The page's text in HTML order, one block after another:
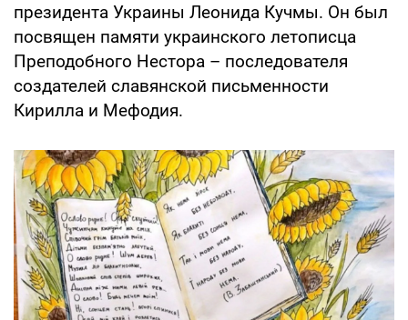
президента Украины Леонида Кучмы. Он был
посвящен памяти украинского летописца
Преподобного Нестора – последователя
создателей славянской письменности
Кирилла и Мефодия.